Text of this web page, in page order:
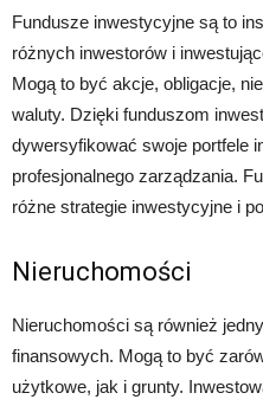
Fundusze inwestycyjne są to
różnych inwestorów i
Mogą to być akcje, obligacje,
waluty. Dzięki funduszom
dywersyfikować swoje portfele
profesjonalnego zarządzania.
różne strategie inwestycyjne i
Nieruchomości
Nieruchomości są również
finansowych. Mogą to być
użytkowe, jak i grunty.